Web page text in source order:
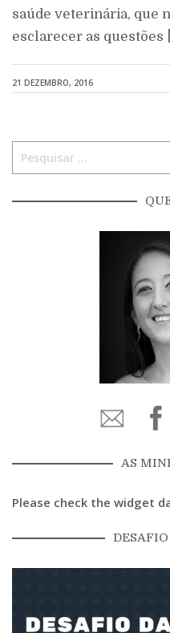
saúde veterinária, que
esclarecer as questões
21 DEZEMBRO, 2016
AS
Please check the widget